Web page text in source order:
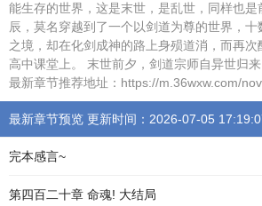
能生存的世界，这是末世，是乱世，同样也
辰，莫名穿越到了一个以剑道为尊的世界，
之境，却在化剑成神的路上身殒道消，而再
高中课堂上。 末世前夕，剑道宗师自异世归来
最新章节推荐地址：https://m.36wxw.com/
最新章节预览 更新时间：2026-07-05
完本感言~
第四百二十章 命魂! 大结局